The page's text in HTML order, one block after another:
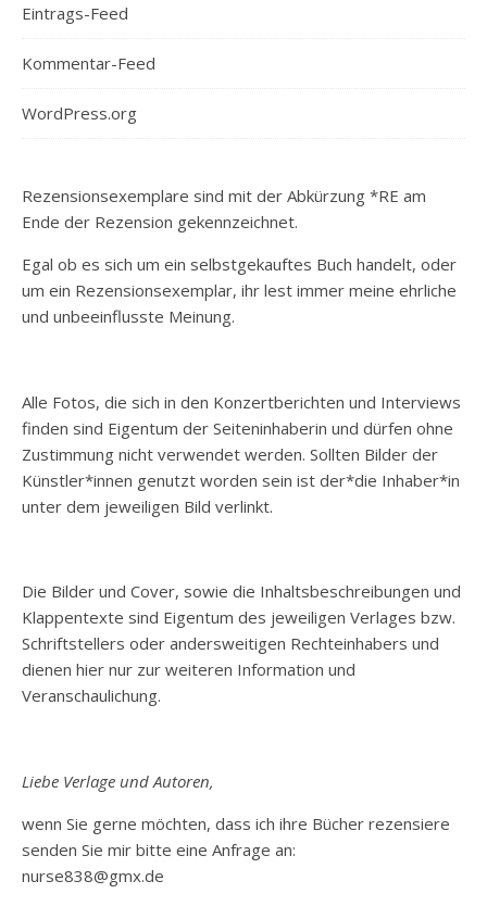
Eintrags-Feed
Kommentar-Feed
WordPress.org
Rezensionsexemplare sind mit der Abkürzung *RE am
Ende der Rezension gekennzeichnet.
Egal ob es sich um ein selbstgekauftes Buch handelt, oder
um ein Rezensionsexemplar, ihr lest immer meine ehrliche
und unbeeinflusste Meinung.
Alle Fotos, die sich in den Konzertberichten und Interviews
finden sind Eigentum der Seiteninhaberin und dürfen ohne
Zustimmung nicht verwendet werden. Sollten Bilder der
Künstler*innen genutzt worden sein ist der*die Inhaber*in
unter dem jeweiligen Bild verlinkt.
Die Bilder und Cover, sowie die Inhaltsbeschreibungen und
Klappentexte sind Eigentum des jeweiligen Verlages bzw.
Schriftstellers oder andersweitigen Rechteinhabers und
dienen hier nur zur weiteren Information und
Veranschaulichung.
Liebe Verlage und Autoren,
wenn Sie gerne möchten, dass ich ihre Bücher rezensiere
senden Sie mir bitte eine Anfrage an:
nurse838@gmx.de